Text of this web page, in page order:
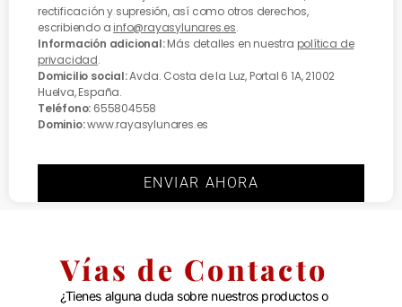
rectificación y supresión, así como otros derechos,
escribiendo a info@rayasylunares.es.
Información adicional:Más detalles en nuestra política de
privacidad.
Domicilio social:Avda. Costa de la Luz, Portal 6 1A, 21002
Huelva, España.
Teléfono: 655804558
Dominio:www.rayasylunares.es
ENVIAR AHORA
Vías de Contacto
¿Tienes alguna duda sobre nuestros productos o